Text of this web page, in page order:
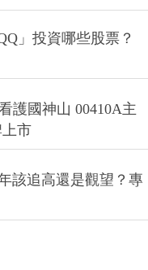
」投資哪些股票？
護國神山 00410A主
市
該追高還是觀望？專